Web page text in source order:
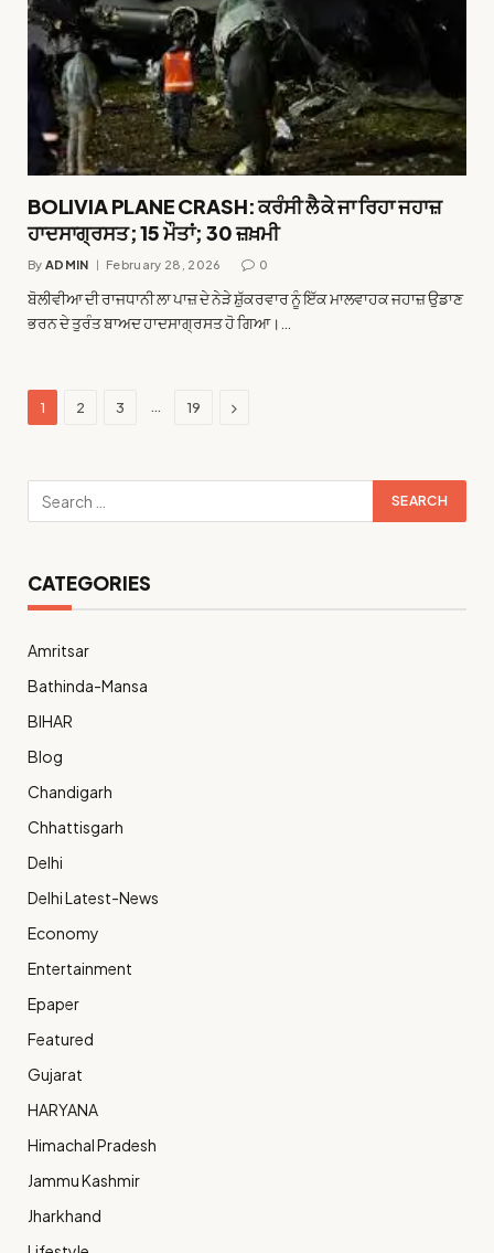
BOLIVIA PLANE CRASH: ਕਰੰਸੀ ਲੈ ਕੇ ਜਾ ਰਿਹਾ ਜਹਾਜ਼
ਹਾਦਸਾਗ੍ਰਸਤ; 15 ਮੌਤਾਂ; 30 ਜ਼ਖ਼ਮੀ
By ADMIN February 28, 2026 0
ਬੋਲੀਵੀਆ ਦੀ ਰਾਜਧਾਨੀ ਲਾ ਪਾਜ਼ ਦੇ ਨੇੜੇ ਸ਼ੁੱਕਰਵਾਰ ਨੂੰ ਇੱਕ ਮਾਲਵਾਹਕ ਜਹਾਜ਼ ਉਡਾਣ
ਭਰਨ ਦੇ ਤੁਰੰਤ ਬਾਅਦ ਹਾਦਸਾਗ੍ਰਸਤ ਹੋ ਗਿਆ।…
1 2 3 … 19 Next
CATEGORIES
Amritsar
Bathinda-Mansa
BIHAR
Blog
Chandigarh
Chhattisgarh
Delhi
Delhi Latest-News
Economy
Entertainment
Epaper
Featured
Gujarat
HARYANA
Himachal Pradesh
Jammu Kashmir
Jharkhand